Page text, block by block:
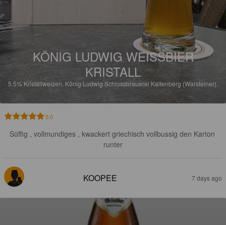
KÖNIG LUDWIG WEISSBIER
KRISTALL
5.5%Kristallweizen. König Ludwig Schlossbrauerei Kaltenberg (Warsteiner).
5.0
Süffig , vollmundiges , kwackert griechisch vollbussig den Karton
runter
KOOPEE 7 days ago